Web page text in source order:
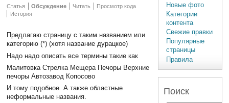
Статья Обсуждение Читать
Просмотр кода
История
Предлагаю страницу с таким названием или
категорию (*) (хотя название дурацкое)
Надо надо описать все термины такие как
Малитовка Стрелка Мещера Печоры Верхние
печоры Автозавод Копосово
И тому подобное. А также областные
неформальные названия.
Новые фото
Категории
контента
Свежие правки
Популярные
страницы
Правила
Поиск